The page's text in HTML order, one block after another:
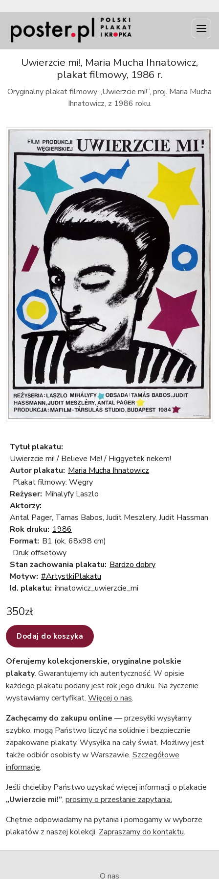
Uwierzcie mi!, Maria Mucha Ihnatowicz,
plakat filmowy, 1986 r.
Oryginalny plakat filmowy „Uwierzcie mi!”, proj. Maria Mucha
Ihnatowicz, z 1986 roku.
Tytuł plakatu:
Uwierzcie mi! / Believe Me! / Higgyetek nekem!
Autor plakatu: Maria Mucha Ihnatowicz
Plakat filmowy: Węgry
Reżyser: Mihalyfy Laszlo
Aktorzy:
Antal Pager, Tamas Babos, Judit Meszlery, Judit Hassman
Rok druku: 1986
Format: B1 (ok. 68x98 cm)
Druk offsetowy
Stan zachowania plakatu: Bardzo dobry
Motyw: #ArtystkiPlakatu
Id. plakatu: ihnatowicz_uwierzcie_mi
350zł
Dodaj do koszyka
Oferujemy kolekcjonerskie, oryginalne polskie
plakaty. Gwarantujemy ich autentyczność. W opisie
każdego plakatu podany jest rok jego druku. Na życzenie
wystawiamy certyfikat. Więcej o nas.
Zachęcamy do zakupu online — przesyłki wysyłamy
szybko, mogą Państwo liczyć na solidnie i bezpiecznie
zapakowane plakaty. Wysyłka na cały świat. Możliwy jest
także odbiór osobisty w Warszawie. Szczegółowe
informacje.
Jeśli chcieliby Państwo uzyskać więcej informacji o plakacie
„Uwierzcie mi!”, prosimy o przesłanie zapytania.
Chętnie odpowiadamy na pytania i pomogamy w wyborze
plakatów z naszej kolekcji. Zapraszamy do kontaktu.
O nas